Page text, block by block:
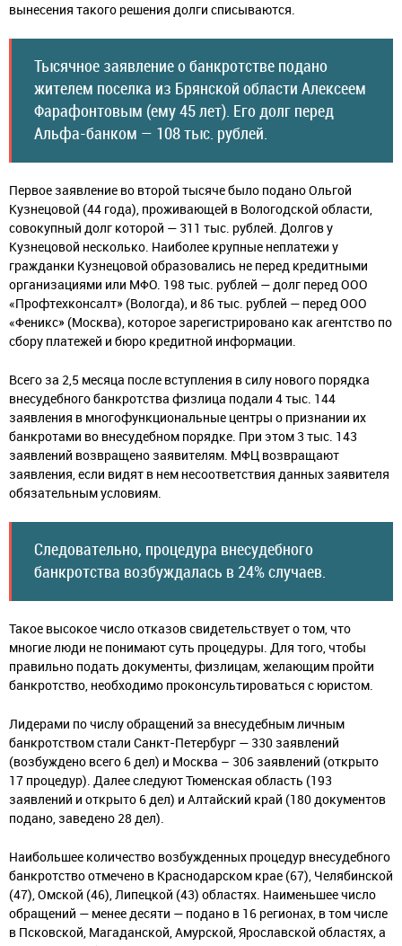
вынесения такого решения долги списываются.
Тысячное заявление о банкротстве подано
жителем поселка из Брянской области Алексеем
Фарафонтовым (ему 45 лет). Его долг перед
Альфа-банком — 108 тыс. рублей.
Первое заявление во второй тысяче было подано Ольгой
Кузнецовой (44 года), проживающей в Вологодской области,
совокупный долг которой — 311 тыс. рублей. Долгов у
Кузнецовой несколько. Наиболее крупные неплатежи у
гражданки Кузнецовой образовались не перед кредитными
организациями или МФО. 198 тыс. рублей — долг перед ООО
«Профтехконсалт» (Вологда), и 86 тыс. рублей — перед ООО
«Феникс» (Москва), которое зарегистрировано как агентство по
сбору платежей и бюро кредитной информации.
Всего за 2,5 месяца после вступления в силу нового порядка
внесудебного банкротства физлица подали 4 тыс. 144
заявления в многофункциональные центры о признании их
банкротами во внесудебном порядке. При этом 3 тыс. 143
заявлений возвращено заявителям. МФЦ возвращают
заявления, если видят в нем несоответствия данных заявителя
обязательным условиям.
Следовательно, процедура внесудебного
банкротства возбуждалась в 24% случаев.
Такое высокое число отказов свидетельствует о том, что
многие люди не понимают суть процедуры. Для того, чтобы
правильно подать документы, физлицам, желающим пройти
банкротство, необходимо проконсультироваться с юристом.
Лидерами по числу обращений за внесудебным личным
банкротством стали Санкт-Петербург — 330 заявлений
(возбуждено всего 6 дел) и Москва – 306 заявлений (открыто
17 процедур). Далее следуют Тюменская область (193
заявлений и открыто 6 дел) и Алтайский край (180 документов
подано, заведено 28 дел).
Наибольшее количество возбужденных процедур внесудебного
банкротство отмечено в Краснодарском крае (67), Челябинской
(47), Омской (46), Липецкой (43) областях. Наименьшее число
обращений — менее десяти — подано в 16 регионах, в том числе
в Псковской, Магаданской, Амурской, Ярославской областях, а